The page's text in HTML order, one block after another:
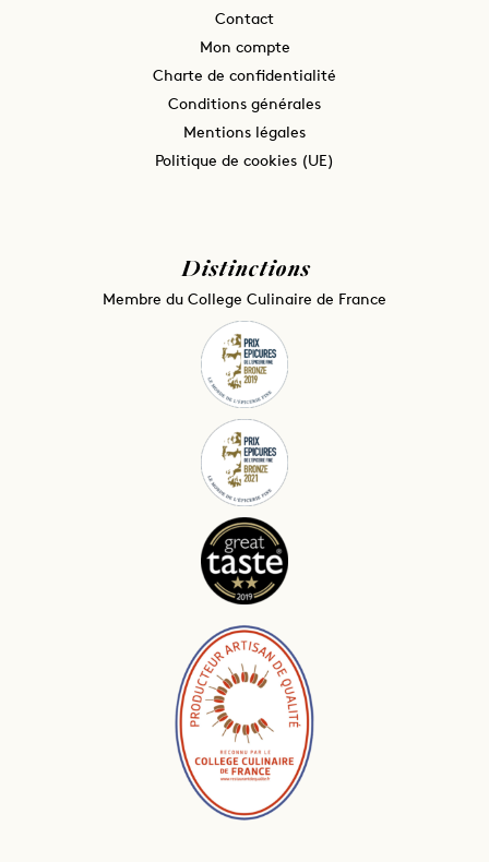
Contact
Mon compte
Charte de confidentialité
Conditions générales
Mentions légales
Politique de cookies (UE)
Distinctions
Membre du College Culinaire de France